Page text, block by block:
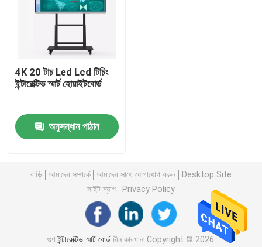
আমাদের সম্পর্কে
4K 20 টাচ Led Lcd টিচিং
ইন্টারেক্টিভ স্মার্ট হোয়াইটবোর্ড
অনুসন্ধান পাঠান
বাড়ি আমাদের সম্পর্কে আমাদের সাথে যোগাযোগ করুন
Desktop Site
সাইট ম্যাপ
Privacy Policy
গুণইন্টারেক্টিভ স্মার্ট বোর্ডচীন কারখানা.Copyright © 2026